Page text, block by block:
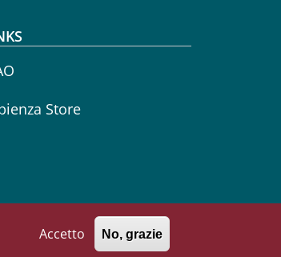
Store
Accetto No, grazie